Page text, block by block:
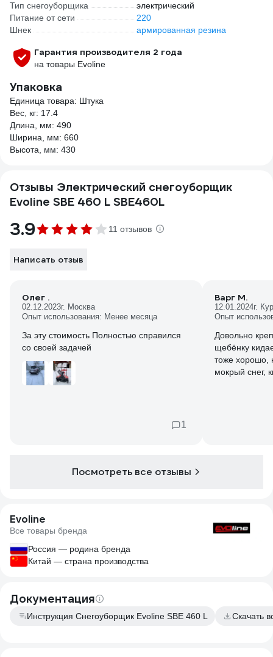
Тип снегоуборщика
электрический
Питание от сети
220
Шнек
армированная резина
Гарантия производителя 2 года
на товары Evoline
Упаковка
Единица товара: Штука
Вес, кг: 17.4
Длина, мм: 490
Ширина, мм: 660
Высота, мм: 430
Отзывы Электрический снегоуборщик
Evoline SBE 460 L SBE460L
3.9 11 отзывов
Написать отзыв
Олег .
02.12.2023г. Москва
Опыт использования: Менее месяца
За эту стоимость Полностью справился
со своей задачей
1
Варг М.
12.01.2024г.
Опыт
Довольно
щебёнку
тоже хорошо,
мокрый снег,
Посмотреть все отзывы
Evoline
Все товары бренда
Россия — родина бренда
Китай — страна производства
Документация
Инструкция Снегоуборщик Evoline SBE 460 L Скачать